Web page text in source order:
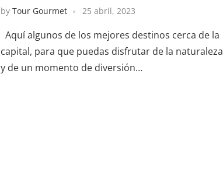
by Tour Gourmet 25 abril, 2023
Aquí algunos de los mejores destinos cerca de la
capital, para que puedas disfrutar de la naturaleza
y de un momento de diversión…